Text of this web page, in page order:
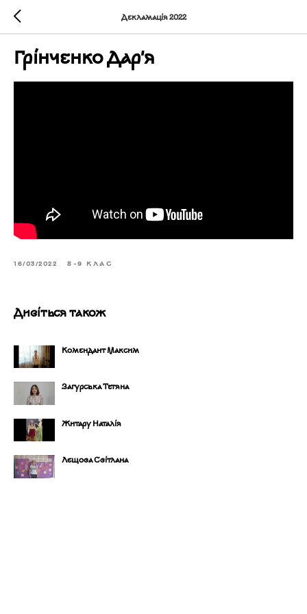
Декламація 2022
Грінченко Дар'я
16/03/2022 8-9 КЛАС
Дивіться також
Комендант Максим
Загурська Тетяна
Житару Наталія
Лєщова Світлана